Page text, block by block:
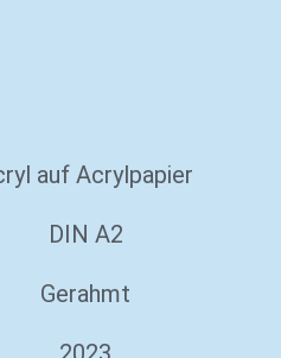
auf Acrylpapier
DIN A2
Gerahmt